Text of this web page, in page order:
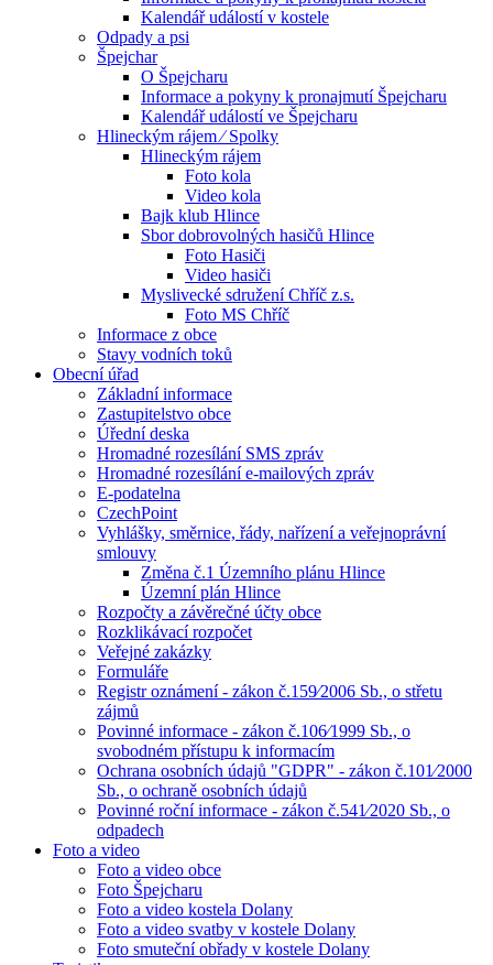
Kalendář událostí v kostele
Odpady a psi
Špejchar
O Špejcharu
Informace a pokyny k pronajmutí Špejcharu
Kalendář událostí ve Špejcharu
Hlineckým rájem ⁄ Spolky
Hlineckým rájem
Foto kola
Video kola
Bajk klub Hlince
Sbor dobrovolných hasičů Hlince
Foto Hasiči
Video hasiči
Myslivecké sdružení Chříč z.s.
Foto MS Chříč
Informace z obce
Stavy vodních toků
Obecní úřad
Základní informace
Zastupitelstvo obce
Úřední deska
Hromadné rozesílání SMS zpráv
Hromadné rozesílání e-mailových zpráv
E-podatelna
CzechPoint
Vyhlášky, směrnice, řády, nařízení a veřejnoprávní
smlouvy
Změna č.1 Územního plánu Hlince
Územní plán Hlince
Rozpočty a závěrečné účty obce
Rozklikávací rozpočet
Veřejné zakázky
Formuláře
Registr oznámení - zákon č.159⁄2006 Sb., o střetu
zájmů
Povinné informace - zákon č.106⁄1999 Sb., o
svobodném přístupu k informacím
Ochrana osobních údajů "GDPR" - zákon č.101⁄2000
Sb., o ochraně osobních údajů
Povinné roční informace - zákon č.541⁄2020 Sb., o
odpadech
Foto a video
Foto a video obce
Foto Špejcharu
Foto a video kostela Dolany
Foto a video svatby v kostele Dolany
Foto smuteční obřady v kostele Dolany